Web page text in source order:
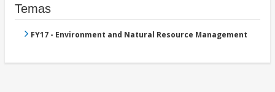
Temas
FY17 - Environment and Natural Resource Management